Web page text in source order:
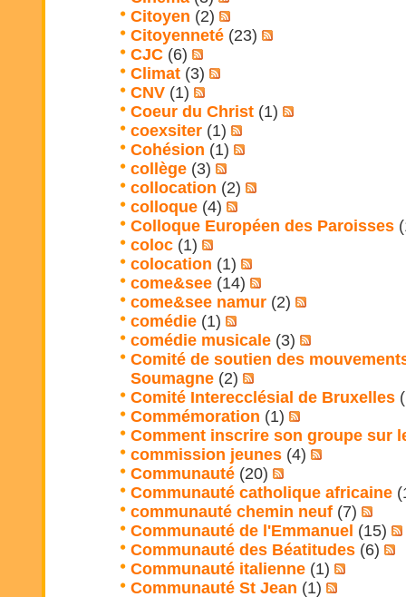
Citoyen (2)
Citoyenneté (23)
CJC (6)
Climat (3)
CNV (1)
Coeur du Christ (1)
coexsiter (1)
Cohésion (1)
collège (3)
collocation (2)
colloque (4)
Colloque Européen des Paroisses
coloc (1)
colocation (1)
come&see (14)
come&see namur (2)
comédie (1)
comédie musicale (3)
Comité de soutien des
Soumagne (2)
Comité Interecclésial de Bruxelles
Commémoration (1)
Comment inscrire son groupe sur
commission jeunes (4)
Communauté (20)
Communauté catholique africaine
communauté chemin neuf (7)
Communauté de l'Emmanuel (15)
Communauté des Béatitudes (6)
Communauté italienne (1)
Communauté St Jean (1)